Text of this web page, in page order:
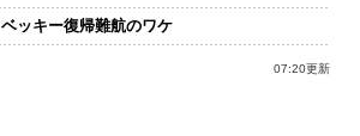
ベッキー復帰難航のワケ
07:20更新